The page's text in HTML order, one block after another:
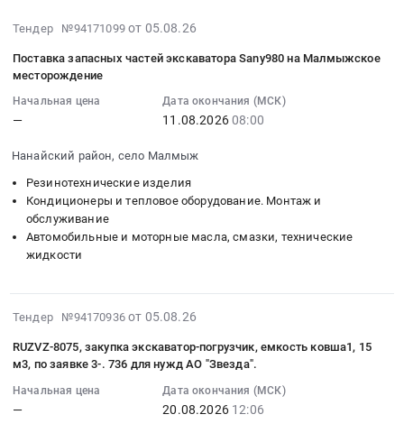
Тендер №94171099от 05.08.26
Поставка запасных частей экскаватора Sany980 на Малмыжское
месторождение
Нанайский район, село Малмыж
Начальная цена
—
Дата окончания (МСК)
11.08.202608:00
Резинотехнические изделия
Кондиционеры и тепловое оборудование. Монтаж и
обслуживание
Автомобильные и моторные масла, смазки, технические
жидкости
Тендер №94170936от 05.08.26
RUZVZ-8075, закупка экскаватор-погрузчик, емкость ковша1, 15
м3, по заявке 3-. 736 для нужд АО "Звезда".
Начальная цена
—
Дата окончания (МСК)
20.08.2026 12:06